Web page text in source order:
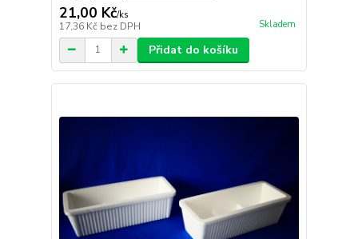
21,00 Kč/ks
17,36 Kč bez DPH Skladem
Přidat do košíku